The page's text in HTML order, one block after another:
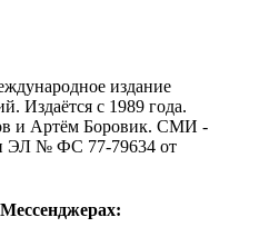
издание
Издаётся с 1989 года.
и Артём Боровик. CМИ -
ЭЛ № ФС 77-79634 от